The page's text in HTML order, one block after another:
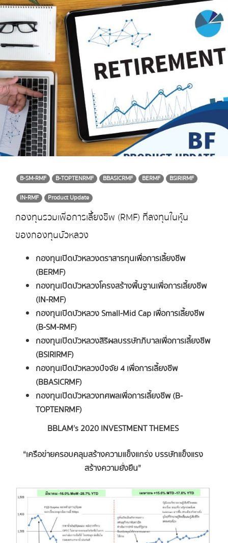
B-SM-RMF B-TOPTENRMF BBASICRMF BERMF
BSIRIRMF
IN-RMF
Product Update
กองทุนรวมเพื่อการเลี้ยงชีพ (RMF) ที่ลงทุนในหุ้น
ของกองทุนบัวหลวง
กองทุนเปิดบัวหลวงตราสารทุนเพื่อการเลี้ยงชีพ
(BERMF)
กองทุนเปิดบัวหลวงโครงสร้างพื้นฐานเพื่อการเลี้ยงชีพ
(IN-RMF)
กองทุนเปิดบัวหลวง Small-Mid Cap เพื่อการเลี้ยงชีพ
(B-SM-RMF)
กองทุนเปิดบัวหลวงสิริผลบรรษัทภิบาลเพื่อการเลี้ยงชีพ
(BSIRIRMF)
กองทุนเปิดบัวหลวงปัจจัย 4 เพื่อการเลี้ยงชีพ
(BBASICRMF)
กองทุนเปิดบัวหลวงทศพลเพื่อการเลี้ยงชีพ (B-
TOPTENRMF)
BBLAM’s 2020 INVESTMENT THEMES
“เครือข่ายครอบคลุมสร้างความแข็งแกร่ง บรรษัทแข็งแรง
สร้างความยั่งยืน”